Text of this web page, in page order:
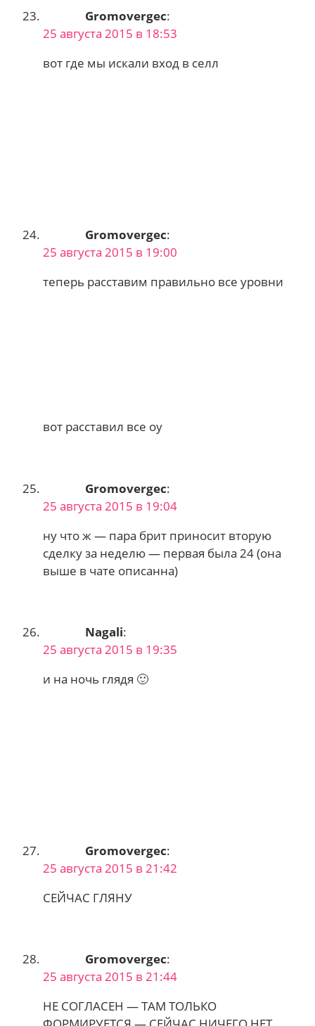
Gromovergec:
25 августа 2015 в 18:53
вот где мы искали вход в селл
Gromovergec:
25 августа 2015 в 19:00
теперь расставим правильно все уровни
вот расставил все оу
Gromovergec:
25 августа 2015 в 19:04
ну что ж — пара брит приносит вторую
сделку за неделю — первая была 24 (она
выше в чате описанна)
Nagali:
25 августа 2015 в 19:35
и на ночь глядя 🙂
Gromovergec:
25 августа 2015 в 21:42
СЕЙЧАС ГЛЯНУ
Gromovergec:
25 августа 2015 в 21:44
НЕ СОГЛАСЕН — ТАМ ТОЛЬКО